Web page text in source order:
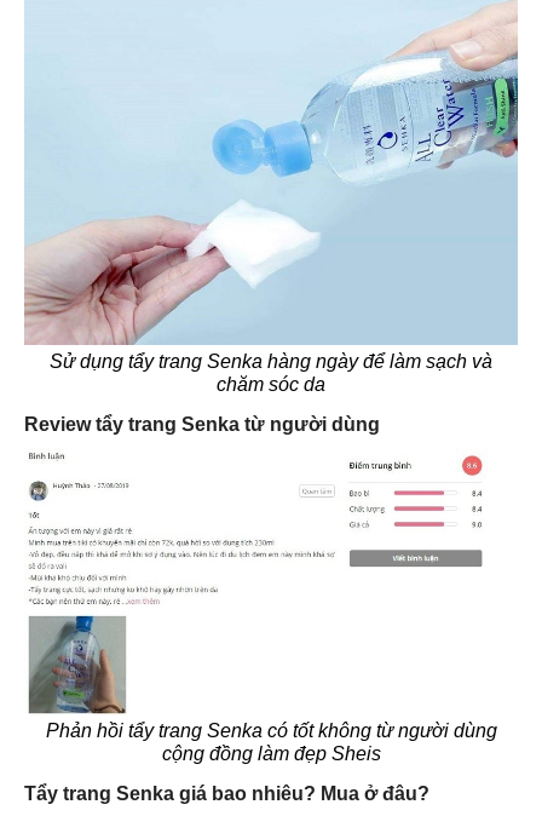
Sử dụng tẩy trang Senka hàng ngày để làm sạch và
chăm sóc da
Review tẩy trang Senka từ người dùng
Phản hồi tẩy trang Senka có tốt không từ người dùng
cộng đồng làm đẹp Sheis
Tẩy trang Senka giá bao nhiêu? Mua ở đâu?